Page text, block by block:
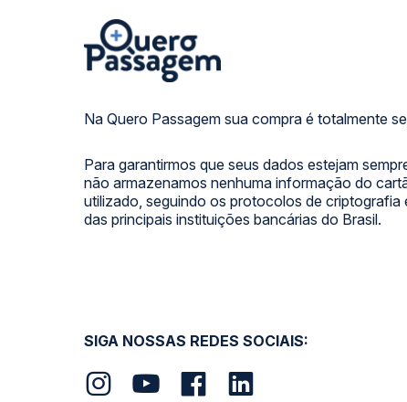
Na Quero Passagem sua compra é totalmente
Para garantirmos que seus dados estejam
não armazenamos nenhuma informação do
utilizado, seguindo os protocolos de criptografia
das principais instituições bancárias do Brasil.
SIGA NOSSAS REDES SOCIAIS: